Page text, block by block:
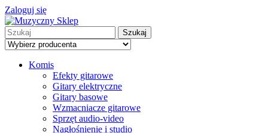
Zaloguj się
Szukaj
Komis
Efekty gitarowe
Gitary elektryczne
Gitary basowe
Wzmacniacze gitarowe
Sprzęt audio-video
Nagłośnienie i studio